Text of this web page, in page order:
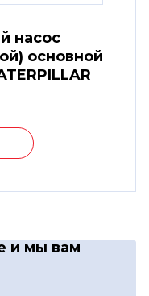
насос
основной
и мы вам